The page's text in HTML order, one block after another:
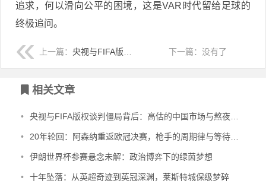
追求，何以滑向公平的困境，这是VAR时代留给足球的
终极追问。
上一篇： 央视与FIFA版权谈判僵局背后：高估的中国市场与熬夜看球之问 下一篇：没有了
相关文章
• 央视与FIFA版权谈判僵局背后：高估的中国市场与熬夜看球之问
• 20年轮回：阿森纳重返欧冠决赛，枪手的周期律与等待的意义
• 伊朗世界杯参赛悬念未解：政治博弈下的绿茵梦想
• 十年坠落：从英超奇迹到英冠深渊，莱斯特城保级梦碎